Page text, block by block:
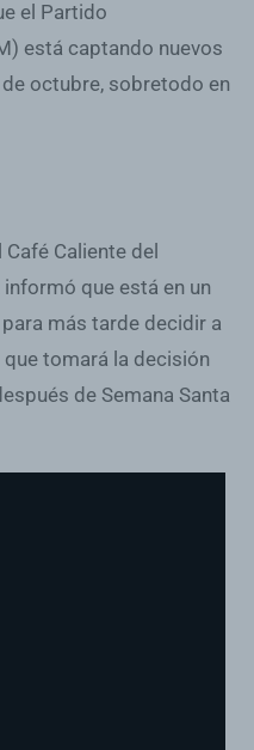
el Partido
está captando nuevos
octubre, sobretodo en
Caliente del
que está en un
más tarde decidir a
tomará la decisión
de Semana Santa